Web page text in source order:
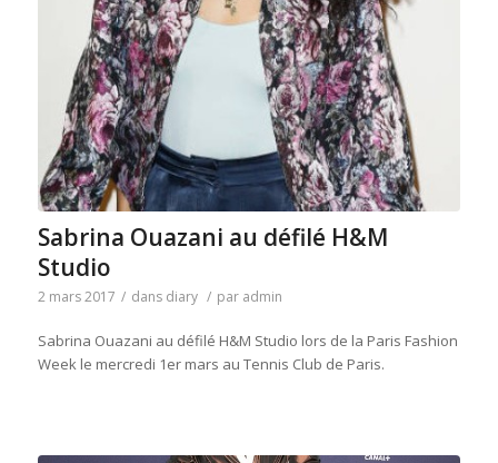
Sabrina Ouazani au défilé H&M
Studio
2 mars 2017 / dans diary / par admin
Sabrina Ouazani au défilé H&M Studio lors de la Paris Fashion
Week le mercredi 1er mars au Tennis Club de Paris.